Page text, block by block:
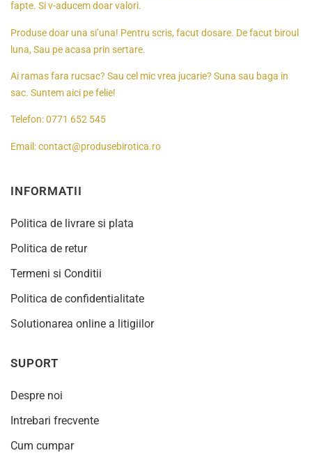
fapte. Si v-aducem doar valori.
Produse doar una si’una! Pentru scris, facut dosare. De facut biroul
luna, Sau pe acasa prin sertare.
Ai ramas fara rucsac? Sau cel mic vrea jucarie? Suna sau baga in
sac. Suntem aici pe felie!
Telefon:0771 652 545
Email:contact@produsebirotica.ro
INFORMATII
Politica de livrare si plata
Politica de retur
Termeni si Conditii
Politica de confidentialitate
Solutionarea online a litigiilor
SUPORT
Despre noi
Intrebari frecvente
Cum cumpar